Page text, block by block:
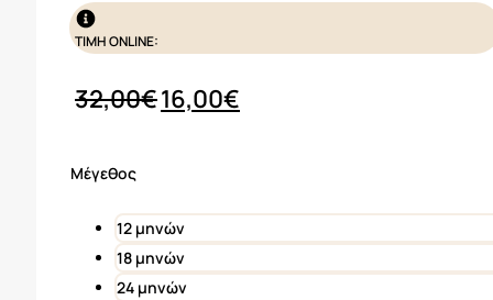
ΤΙΜΗ ONLINE:
32,00€Original
16,00€
Μέγεθος
12 μηνών
18 μηνών
24 μηνών